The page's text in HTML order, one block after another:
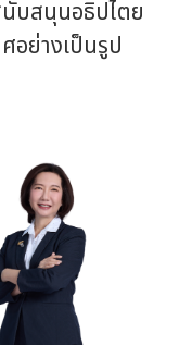
บสนุนอธิปไตย
อย่างเป็นรูป